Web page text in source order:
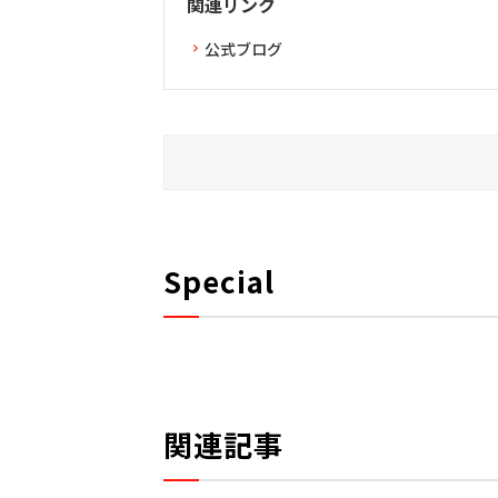
公式ブログ
Special
関連記事